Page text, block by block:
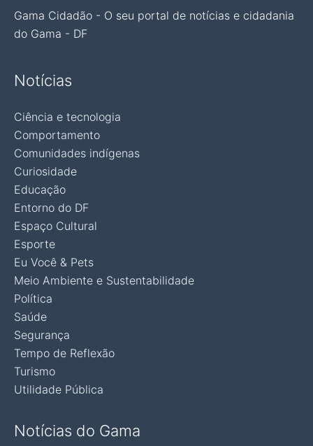
Gama Cidadão - O seu portal de notícias e cidadania
do Gama - DF
Notícias
Ciência e tecnologia
Comportamento
Comunidades indígenas
Curiosidade
Educação
Entorno do DF
Espaço Cultural
Esporte
Eu Você & Pets
Meio Ambiente e Sustentabilidade
Política
Saúde
Segurança
Tempo de Reflexão
Turismo
Utilidade Pública
Notícias do Gama